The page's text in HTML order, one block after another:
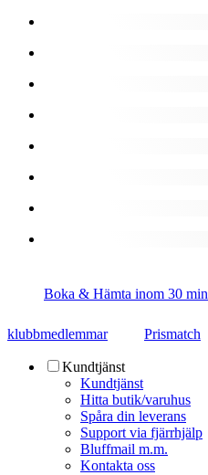
Boka & Hämta inom 30 min
klubbmedlemmar Prismatch
Kundtjänst
Kundtjänst
Hitta butik/varuhus
Spåra din leverans
Support via fjärrhjälp
Bluffmail m.m.
Kontakta oss